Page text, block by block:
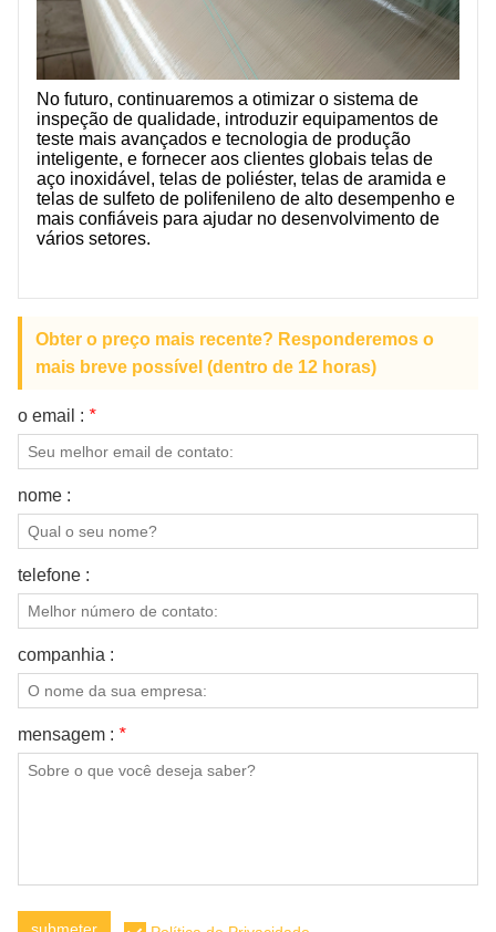
No futuro, continuaremos a otimizar o sistema de
inspeção de qualidade, introduzir equipamentos de
teste mais avançados e tecnologia de produção
inteligente, e fornecer aos clientes globais telas de
aço inoxidável, telas de poliéster, telas de aramida e
telas de sulfeto de polifenileno de alto desempenho e
mais confiáveis ​​para ajudar no desenvolvimento de
vários setores.
Obter o preço mais recente? Responderemos o
mais breve possível (dentro de 12 horas)
o email : *
nome :
telefone :
companhia :
mensagem : *